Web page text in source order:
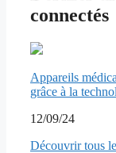
connectés
Appareils
grâce à la
12/09/24
Découvrir tous